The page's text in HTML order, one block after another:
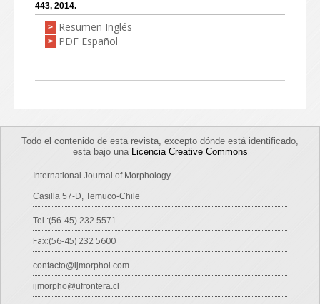
443, 2014.
> Resumen Inglés
> PDF Español
Todo el contenido de esta revista, excepto dónde está identificado,
esta bajo una Licencia Creative Commons
International Journal of Morphology
Casilla 57-D, Temuco-Chile
Tel.:(56-45) 232 5571
Fax:(56-45) 232 5600
contacto@ijmorphol.com
ijmorpho@ufrontera.cl